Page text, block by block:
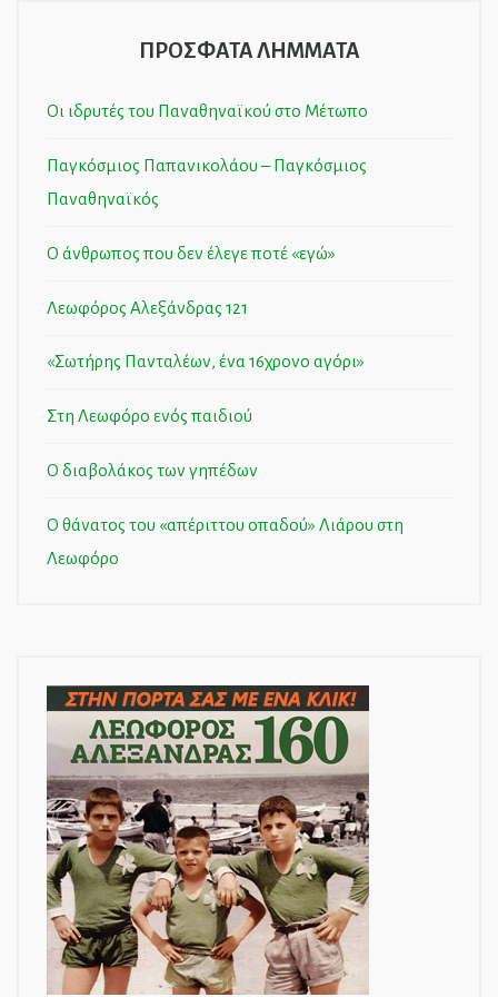
ΠΡΟΣΦΑΤΑ ΛΗΜΜΑΤΑ
Οι ιδρυτές του Παναθηναϊκού στο Μέτωπο
Παγκόσμιος Παπανικολάου – Παγκόσμιος
Παναθηναϊκός
Ο άνθρωπος που δεν έλεγε ποτέ «εγώ»
Λεωφόρος Αλεξάνδρας 121
«Σωτήρης Πανταλέων, ένα 16χρονο αγόρι»
Στη Λεωφόρο ενός παιδιού
Ο διαβολάκος των γηπέδων
Ο θάνατος του «απέριττου οπαδού» Λιάρου στη
Λεωφόρο